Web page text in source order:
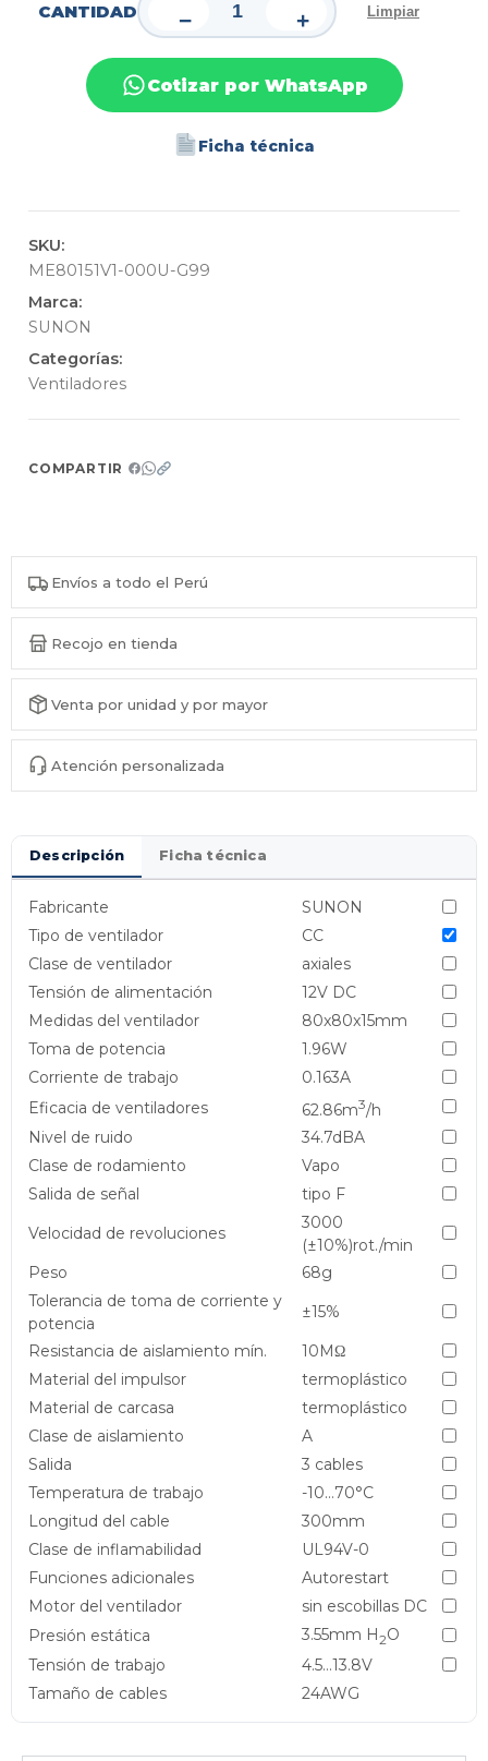
CANTIDAD − + Limpiar
Cotizar por WhatsApp
Ficha técnica
SKU:
ME80151V1-000U-G99
Marca:
SUNON
Categorías:
Ventiladores
COMPARTIR
Envíos a todo el Perú
Recojo en tienda
Venta por unidad y por mayor
Atención personalizada
Descripción Ficha técnica
Fabricante
SUNON
Tipo de ventilador
CC
Clase de ventilador
axiales
Tensión de alimentación
12V DC
Medidas del ventilador
80x80x15mm
Toma de potencia
1.96W
Corriente de trabajo
0.163A
Eficacia de ventiladores
62.86m3/h
Nivel de ruido
34.7dBA
Clase de rodamiento
Vapo
Salida de señal
tipo F
Velocidad de revoluciones
3000
(±10%)rot./min
Peso
68g
Tolerancia de toma de corriente y
potencia
±15%
Resistancia de aislamiento mín.
10MΩ
Material del impulsor
termoplástico
Material de carcasa
termoplástico
Clase de aislamiento
A
Salida
3 cables
Temperatura de trabajo
-10…70°C
Longitud del cable
300mm
Clase de inflamabilidad
UL94V-0
Funciones adicionales
Autorestart
Motor del ventilador
sin escobillas DC
Presión estática
3.55mm H2O
Tensión de trabajo
4.5…13.8V
Tamaño de cables
24AWG